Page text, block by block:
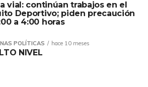
vial: continúan trabajos en el
Deportivo; piden precaución
a 4:00 horas
POLÍTICAS hace 10 meses
NIVEL